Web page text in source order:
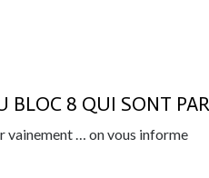
BLOC 8 QUI SONT
vainement … on vous informe